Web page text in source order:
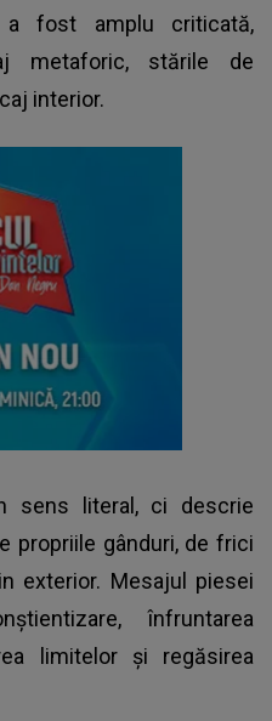
a fost amplu criticată,
metaforic, stările de
interior.
sens literal, ci descrie
propriile gânduri, de frici
exterior. Mesajul piesei
înfruntarea
limitelor și regăsirea